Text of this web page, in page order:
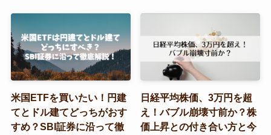
米国ETFを買いたい！円建
てとドル建てどっちがおす
すめ？SBI証券に沿って徹
日経平均株価、3万円を超
え！バブル崩壊寸前か？株
価上昇との付き合い方と今